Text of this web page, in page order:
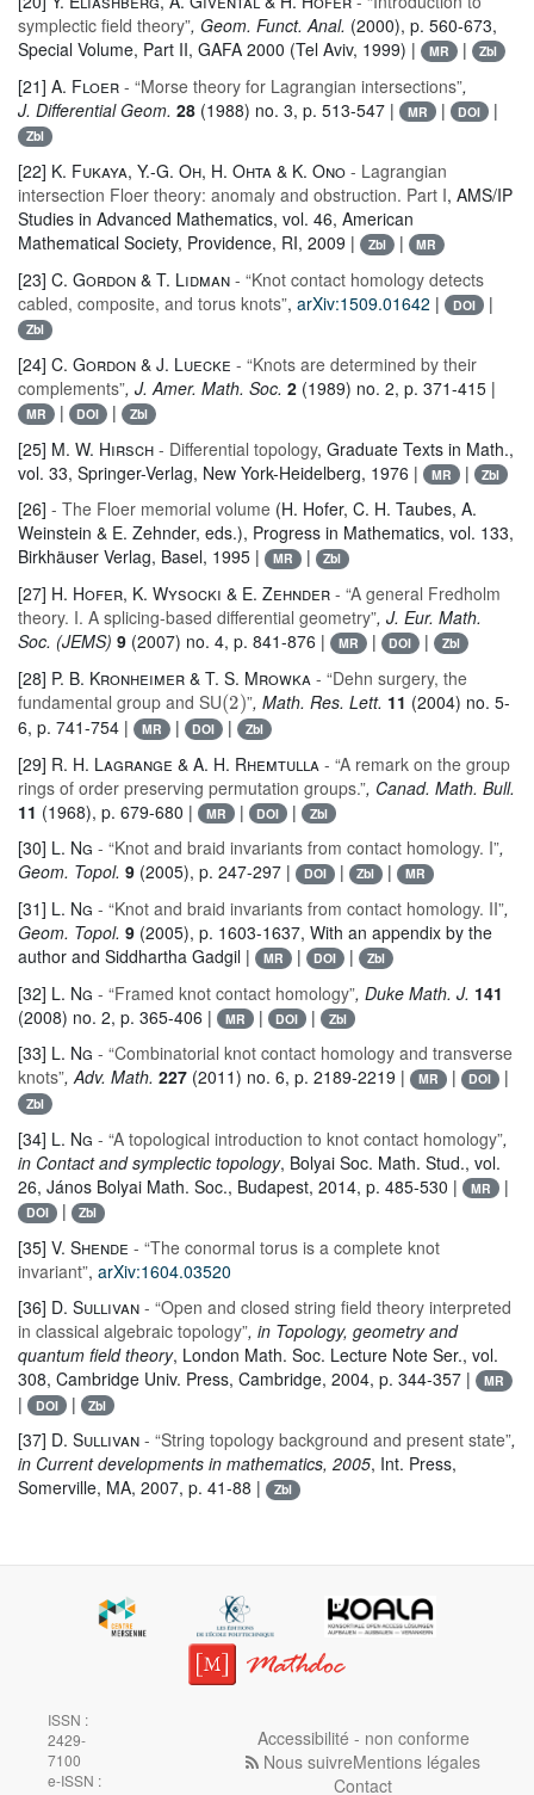
symplectic field theory”, Geom. Funct. Anal. (2000), p. 560-673,
Special Volume, Part II, GAFA 2000 (Tel Aviv, 1999) |
MR | Zbl
[21] A. Floer - “Morse theory for Lagrangian intersections”,
J. Differential Geom. 28 (1988) no. 3, p. 513-547 | MR | DOI |
Zbl
[22] K. Fukaya, Y.-G. Oh, H. Ohta & K. Ono - Lagrangian
intersection Floer theory: anomaly and obstruction. Part I, AMS/IP
Studies in Advanced Mathematics, vol. 46, American
Mathematical Society, Providence, RI, 2009 |
Zbl | MR
[23] C. Gordon & T. Lidman - “Knot contact homology detects
cabled, composite, and torus knots”, arXiv:1509.01642 | DOI |
Zbl
[24] C. Gordon & J. Luecke - “Knots are determined by their
complements”, J. Amer. Math. Soc. 2 (1989) no. 2, p. 371-415 |
MR | DOI | Zbl
[25] M. W. Hirsch - Differential topology, Graduate Texts in Math.,
vol. 33, Springer-Verlag, New York-Heidelberg, 1976 | MR | Zbl
[26] - The Floer memorial volume (H. Hofer, C. H. Taubes, A.
Weinstein & E. Zehnder, eds.), Progress in Mathematics, vol. 133,
Birkhäuser Verlag, Basel, 1995 |
MR | Zbl
[27] H. Hofer, K. Wysocki & E. Zehnder - “A general Fredholm
theory. I. A splicing-based differential geometry”, J. Eur. Math.
Soc. (JEMS) 9 (2007) no. 4, p. 841-876 | MR | DOI | Zbl
[28] P. B. Kronheimer & T. S. Mrowka - “Dehn surgery, the
fundamental group and SU(2)”, Math. Res. Lett. 11 (2004) no. 5-
6, p. 741-754 |
MR | DOI | Zbl
[29] R. H. Lagrange & A. H. Rhemtulla - “A remark on the group
rings of order preserving permutation groups.”, Canad. Math. Bull.
11 (1968), p. 679-680 | MR | DOI | Zbl
[30] L. Ng - “Knot and braid invariants from contact homology. I”,
Geom. Topol. 9 (2005), p. 247-297 | DOI | Zbl | MR
[31] L. Ng - “Knot and braid invariants from contact homology. II”,
Geom. Topol. 9 (2005), p. 1603-1637, With an appendix by the
author and Siddhartha Gadgil |
MR | DOI | Zbl
[32] L. Ng - “Framed knot contact homology”, Duke Math. J. 141
(2008) no. 2, p. 365-406 |
MR | DOI | Zbl
[33] L. Ng - “Combinatorial knot contact homology and transverse
knots”, Adv. Math. 227 (2011) no. 6, p. 2189-2219 | MR | DOI |
Zbl
[34] L. Ng - “A topological introduction to knot contact homology”,
in Contact and symplectic topology, Bolyai Soc. Math. Stud., vol.
26, János Bolyai Math. Soc., Budapest, 2014, p. 485-530 | MR |
DOI | Zbl
[35] V. Shende - “The conormal torus is a complete knot
invariant”, arXiv:1604.03520
[36] D. Sullivan - “Open and closed string field theory interpreted
in classical algebraic topology”, in Topology, geometry and
quantum field theory, London Math. Soc. Lecture Note Ser., vol.
308, Cambridge Univ. Press, Cambridge, 2004, p. 344-357 | MR
| DOI | Zbl
[37] D. Sullivan - “String topology background and present state”,
in Current developments in mathematics, 2005, Int. Press,
Somerville, MA, 2007, p. 41-88 |
Zbl
ISSN :
2429-
7100
e-ISSN :
Accessibilité - non conforme
Nous suivreMentions légales
Contact